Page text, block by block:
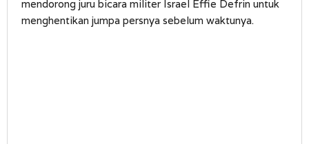
mendorong juru bicara militer Israel Effie Defrin untuk
menghentikan jumpa persnya sebelum waktunya.